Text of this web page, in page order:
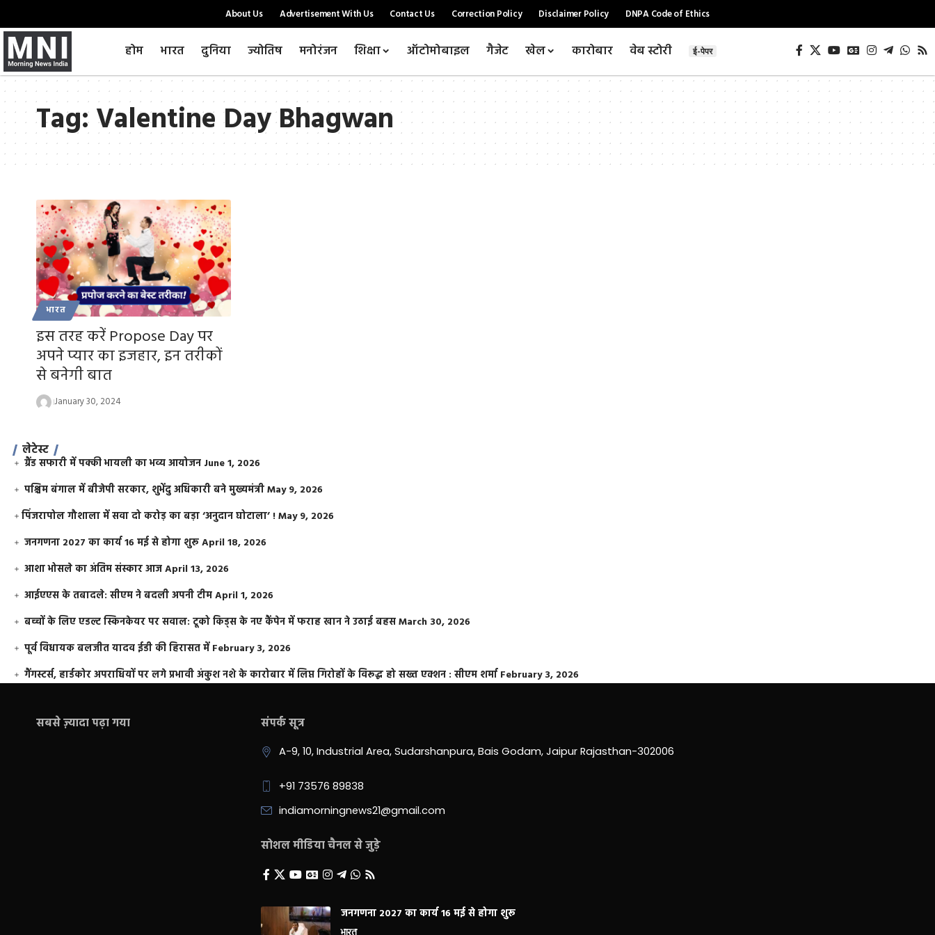
About Us Advertisement With Us Contact Us Correction Policy Disclaimer Policy DNPA Code of Ethics
होम भारत दुनिया ज्योतिष मनोरंजन शिक्षा ऑटोमोबाइल गैजेट खेल कारोबार वेब स्टोरी ई-पेपर
Tag:Valentine Day Bhagwan
भारत
इस तरह करें Propose Day पर
अपने प्यार का इजहार, इन तरीकों
से बनेगी बात
January 30, 2024
लेटेस्ट
ग्रैंड सफारी में पक्की भायली का भव्य आयोजन June 1, 2026
पश्चिम बंगाल में बीजेपी सरकार, शुभेंदु अधिकारी बने मुख्यमंत्रीMay 9, 2026
​पिंजरापोल गौशाला में सवा दो करोड़ का बड़ा ‘अनुदान घोटाला’ !May 9, 2026
जनगणना 2027 का कार्य 16 मई से होगा शुरूApril 18, 2026
आशा भोसले का अंतिम संस्कार आजApril 13, 2026
आईएएस के तबादले: सीएम ने बदली अपनी टीमApril 1, 2026
बच्चों के लिए एडल्ट स्किनकेयर पर सवाल: टूको किड्स के नए कैंपेन में फराह खान ने उठाई बहसMarch 30, 2026
पूर्व विधायक बलजीत यादव ईडी की हिरासत में February 3, 2026
गैंगस्टर्स, हार्डकोर अपराधियों पर लगे प्रभावी अंकुश नशे के कारोबार में लिप्त गिरोहों के विरूद्ध हो सख्त एक्शन : सीएम शर्मा February 3, 2026
सबसे ज़्यादा पढ़ा गया संपर्क सूत्र
A-9, 10, Industrial Area, Sudarshanpura, Bais Godam, Jaipur Rajasthan-302006
+91 73576 89838
indiamorningnews21@gmail.com
सोशल मीडिया चैनल से जुड़े
जनगणना 2027 का कार्य 16 मई से होगा शुरू